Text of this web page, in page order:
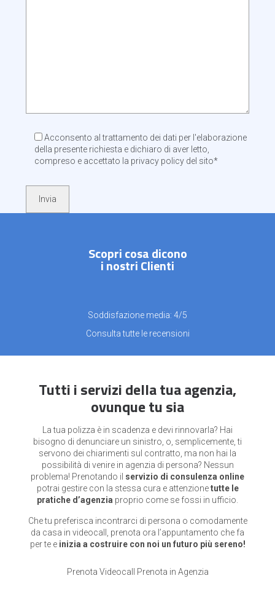
Acconsento al trattamento dei dati per l'elaborazione
della presente richiesta e dichiaro di aver letto,
compreso e accettato la privacy policydel sito*
Scopricosa dicono
i nostri Clienti
Soddisfazione media: 4/5
Consulta tutte le recensioni
Tutti i servizi della tua agenzia,
ovunque tu sia
La tua polizza è in scadenza e devi rinnovarla? Hai
bisogno di denunciare un sinistro, o, semplicemente, ti
servono dei chiarimenti sul contratto, ma non hai la
possibilità di venire in agenzia di persona? Nessun
problema! Prenotando il servizio di consulenza online
potrai gestire con la stessa cura e attenzionetutte le
pratiche d’agenzia proprio come se fossi in ufficio.
Che tu preferisca incontrarci di persona o comodamente
da casa in videocall, prenota ora l’appuntamento che fa
per te e inizia a costruire con noi un futuro più sereno!
Prenota Videocall Prenota in Agenzia